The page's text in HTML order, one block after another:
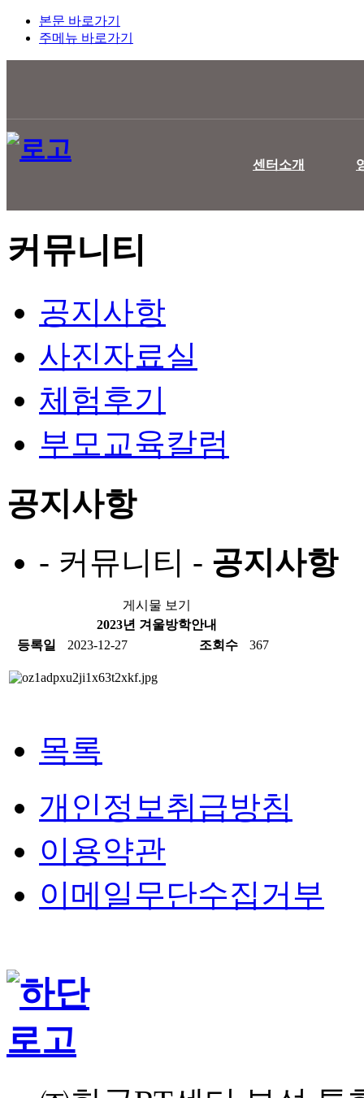
본문 바로가기
주메뉴 바로가기
센터소개
커뮤니티
공지사항
사진자료실
체험후기
부모교육칼럼
공지사항
- 커뮤니티 - 공지사항
게시물 보기
2023년 겨울방학안내
등록일
2023-12-27 조회수 367
목록
개인정보취급방침
이용약관
이메일무단수집거부